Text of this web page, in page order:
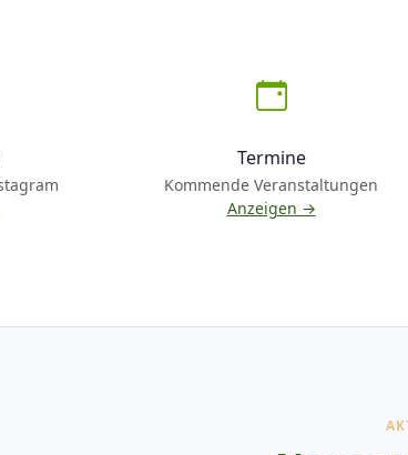
Termine
Kommende Veranstaltungen
Anzeigen →